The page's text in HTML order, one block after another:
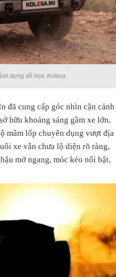
dựng đồ họa: Kolesa
đã cung cấp góc nhìn cận cảnh
hữu khoảng sáng gầm xe lớn,
mâm lốp chuyên dụng vượt địa
xe vẫn chưa lộ diện rõ ràng,
mở ngang, móc kéo nổi bật,